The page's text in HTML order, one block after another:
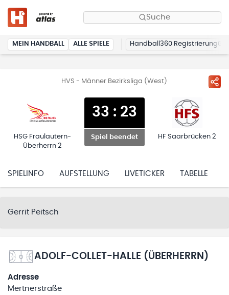
Suche
MEIN HANDBALL ALLE SPIELE Handball360 Registrierung
HVS - Männer Bezirksliga (West)
HSG Fraulautern-
Überherrn 2
33 : 23
Spiel beendet HF Saarbrücken 2
SPIELINFO AUFSTELLUNG LIVETICKER TABELLE
Gerrit Peitsch
ADOLF-COLLET-HALLE (ÜBERHERRN)
Adresse
Mertnerstraße